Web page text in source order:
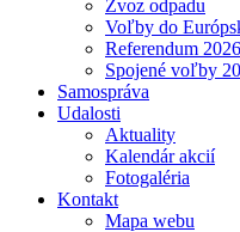
Zvoz odpadu
Voľby do
Referendum 2026
Spojené voľby
Samospráva
Udalosti
Aktuality
Kalendár akcií
Fotogaléria
Kontakt
Mapa webu